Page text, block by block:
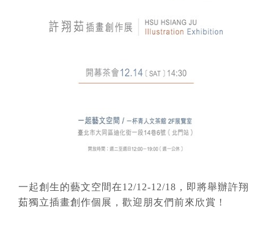
一起創生的藝文空間在12/12-12/18，即將舉辦許翔
茹獨立插畫創作個展，歡迎朋友們前來欣賞 !